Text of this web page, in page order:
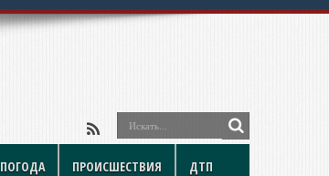
ПОГОДА ПРОИСШЕСТВИЯ ДТП